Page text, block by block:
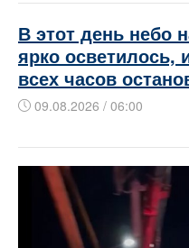
В этот день небо
ярко осветилось,
всех часов
09.08.2026 / 06:00